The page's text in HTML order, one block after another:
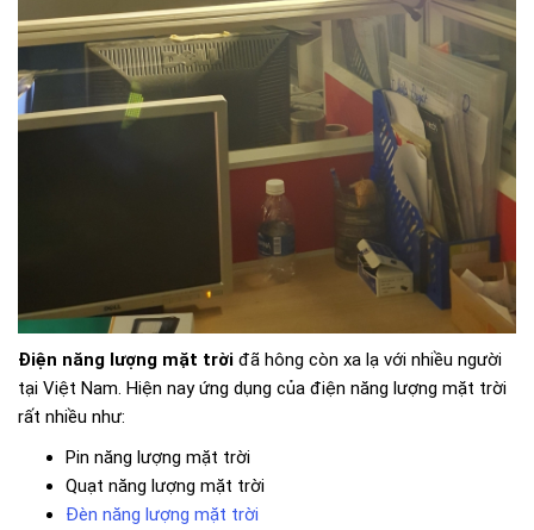
Điện năng lượng mặt trời đã hông còn xa lạ với nhiều người
tại Việt Nam. Hiện nay ứng dụng của điện năng lượng mặt trời
rất nhiều như:
Pin năng lượng mặt trời
Quạt năng lượng mặt trời
Đèn năng lượng mặt trời